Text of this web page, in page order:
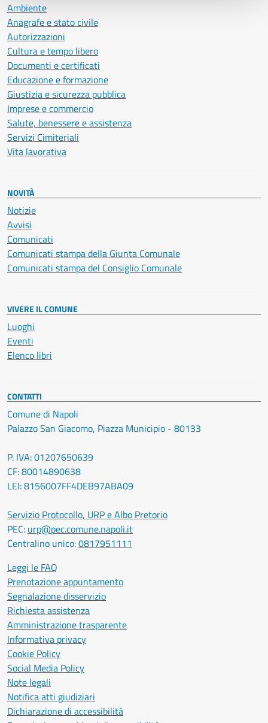
Ambiente
Anagrafe e stato civile
Autorizzazioni
Cultura e tempo libero
Documenti e certificati
Educazione e formazione
Giustizia e sicurezza pubblica
Imprese e commercio
Salute, benessere e assistenza
Servizi Cimiteriali
Vita lavorativa
NOVITÀ
Notizie
Avvisi
Comunicati
Comunicati stampa della Giunta Comunale
Comunicati stampa del Consiglio Comunale
VIVERE IL COMUNE
Luoghi
Eventi
Elenco libri
CONTATTI
Comune di Napoli
Palazzo San Giacomo, Piazza Municipio - 80133
P. IVA: 01207650639
CF: 80014890638
LEI: 8156007FF4DEB97ABA09
Servizio Protocollo, URP e Albo Pretorio
PEC: urp@pec.comune.napoli.it
Centralino unico:0817951111
Leggi le FAQ
Prenotazione appuntamento
Segnalazione disservizio
Richiesta assistenza
Amministrazione trasparente
Informativa privacy
Cookie Policy
Social Media Policy
Note legali
Notifica atti giudiziari
Dichiarazione di accessibilità